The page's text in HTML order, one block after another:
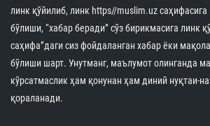
линк қўйилиб, линк https//muslim.uz саҳифасига
бўлиши, “хабар беради” сўз бирикмасига линк
саҳифа”даги сиз фойдаланган хабар ёки
бўлиши шарт. Унутманг, маълумот олинганда
кўрсатмаслик ҳам қонунан ҳам диний нуқтаи-
қораланади.